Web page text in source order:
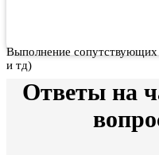
Выполнение сопутствующих
и тд)
Ответы на